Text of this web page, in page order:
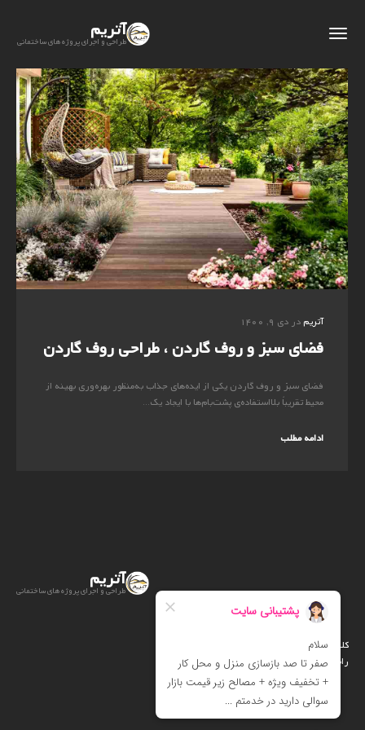
آتریم
طراحی و اجرای پروژه های ساختمانی
آتریمدر دی ۹, ۱۴۰۰
فضای سبز و روف گاردن ، طراحی روف گاردن
فضای سبز و روف گاردن یکی از ایده‌های جذاب به‌منظور بهره‌وری بهینه از
محیط تقریباً بلااستفاده‌ی پشت‌بام‌ها با ایجاد یک...
ادامه مطلب
آتریم
طراحی و اجرای پروژه های ساختمانی
کلیه حقوق متعلق است به آتریم
راه اندازی :آرت دیزاین